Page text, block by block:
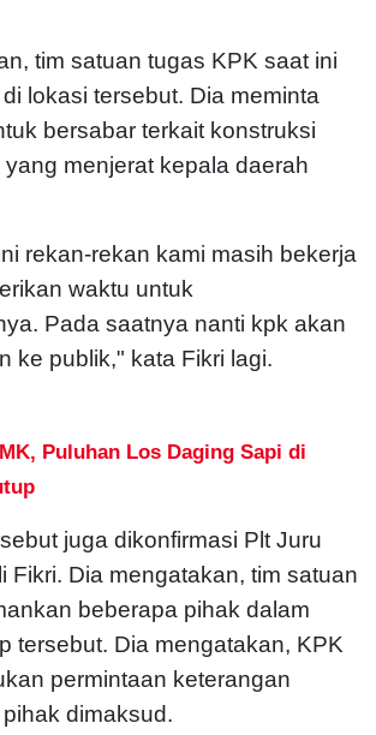
tim satuan tugas KPK saat ini
lokasi tersebut. Dia meminta
bersabar terkait konstruksi
menjerat kepala daerah
rekan-rekan kami masih bekerja
waktu untuk
Pada saatnya nanti kpk akan
ke publik," kata Fikri lagi.
Puluhan Los Daging Sapi di
juga dikonfirmasi Plt Juru
Fikri. Dia mengatakan, tim satuan
beberapa pihak dalam
tersebut. Dia mengatakan, KPK
permintaan keterangan
dimaksud.